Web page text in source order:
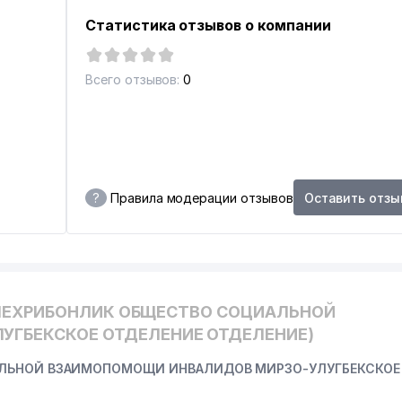
TEXNOLOGIK MARKAZI
ПО ОБОРОННОЙ ПРОМЫШЛЕННОСТИ
Статистика отзывов о компании
Всего отзывов: 0
? Правила модерации отзывов Оставить
ОБЩЕСТВО СОЦИАЛЬНОЙ
ОТДЕЛЕНИЕ ОТДЕЛЕНИЕ)
ВЗАИМОПОМОЩИ ИНВАЛИДОВ МИРЗО-УЛУГБЕКСКОЕ